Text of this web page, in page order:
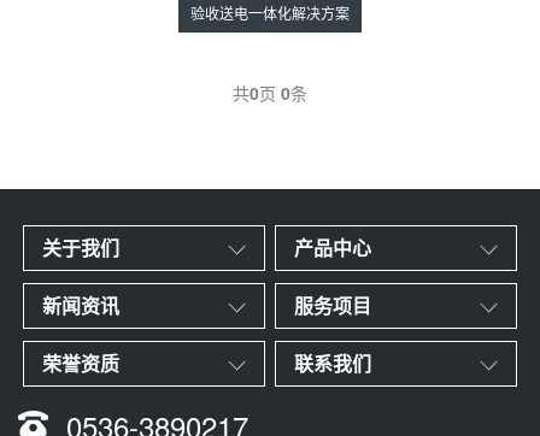
验收送电一体化解决方案
共0页 0条
关于我们 产品中心
新闻资讯 服务项目
荣誉资质 联系我们
0536-3890217